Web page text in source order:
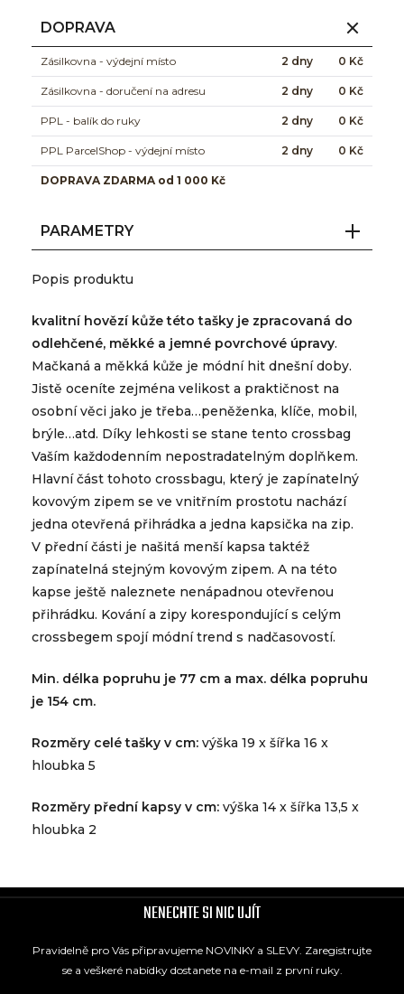
DOPRAVA
Zásilkovna - výdejní místo 2 dny 0 Kč
Zásilkovna - doručení na adresu 2 dny 0 Kč
PPL - balík do ruky 2 dny 0 Kč
PPL ParcelShop - výdejní místo 2 dny 0 Kč
DOPRAVA ZDARMA od 1 000 Kč
PARAMETRY
Popis produktu
kvalitní hovězí kůže této tašky je zpracovaná do
odlehčené, měkké a jemné povrchové úpravy.
Mačkaná a měkká kůže je módní hit dnešní doby.
Jistě oceníte zejména velikost a praktičnost na
osobní věci jako je třeba…peněženka, klíče, mobil,
brýle…atd. Díky lehkosti se stane tento crossbag
Vaším každodenním nepostradatelným doplňkem.
Hlavní část tohoto crossbagu, který je zapínatelný
kovovým zipem se ve vnitřním prostotu nachází
jedna otevřená přihrádka a jedna kapsička na zip.
V přední části je našitá menší kapsa taktéž
zapínatelná stejným kovovým zipem. A na této
kapse ještě naleznete nenápadnou otevřenou
přihrádku. Kování a zipy korespondující s celým
crossbegem spojí módní trend s nadčasovostí.
Min. délka popruhu je 77 cm a max. délka popruhu
je 154 cm.
Rozměry celé tašky v cm: výška 19 x šířka 16 x
hloubka 5
Rozměry přední kapsy v cm: výška 14 x šířka 13,5 x
hloubka 2
NENECHTE SI NIC UJÍT
Pravidelně pro Vás připravujeme NOVINKY a SLEVY. Zaregistrujte
se a veškeré nabídky dostanete na e-mail z první ruky.